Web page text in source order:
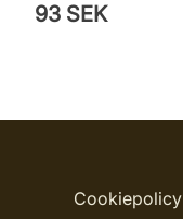
93 SEK
Cookiepolicy